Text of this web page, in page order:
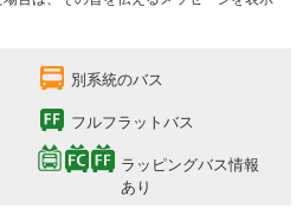
別系統のバス
フルフラットバス
ラッピングバス情報
あり